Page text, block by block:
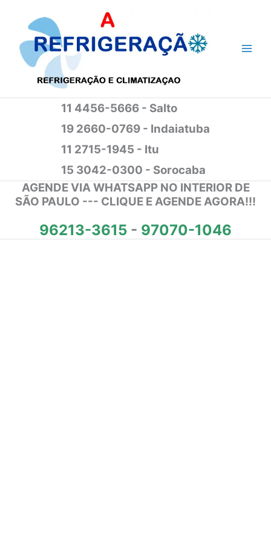
conteúdo
11 4456-5666 - Salto
19 2660-0769 - Indaiatuba
11 2715-1945 - Itu
15 3042-0300 - Sorocaba
AGENDE VIA WHATSAPP NO INTERIOR DE
SÃO PAULO --- CLIQUE E AGENDE AGORA!!!
96213-3615 - 97070-1046